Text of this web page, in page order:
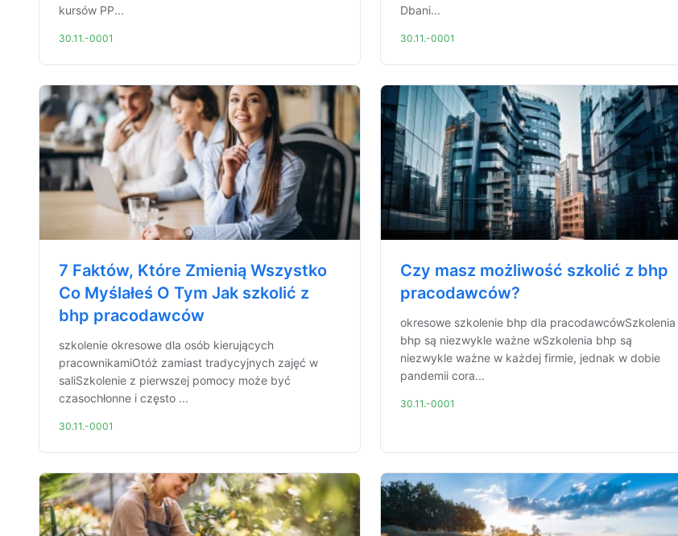
kursów PP...
30.11.-0001
Dbani...
30.11.-0001
7 Faktów, Które Zmienią Wszystko
Co Myślałeś O Tym Jak szkolić z
bhp pracodawców
szkolenie okresowe dla osób kierujących
pracownikamiOtóż zamiast tradycyjnych zajęć w
saliSzkolenie z pierwszej pomocy może być
czasochłonne i często ...
30.11.-0001
Czy masz możliwość szkolić z bhp
pracodawców?
okresowe szkolenie bhp dla pracodawcówSzkolenia
bhp są niezwykle ważne wSzkolenia bhp są
niezwykle ważne w każdej firmie, jednak w dobie
pandemii cora...
30.11.-0001